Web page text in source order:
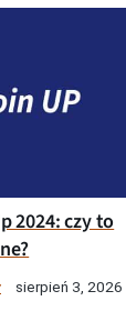
2024: czy to
sierpień 3, 2026